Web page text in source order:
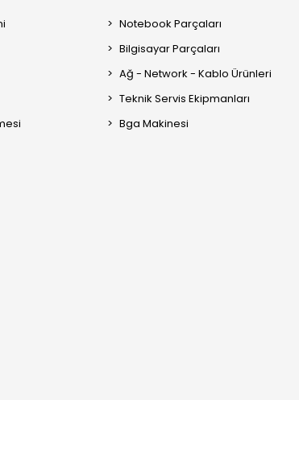
Notebook Parçaları
Bilgisayar Parçaları
Ağ - Network - Kablo Ürünleri
Teknik Servis Ekipmanları
Bga Makinesi